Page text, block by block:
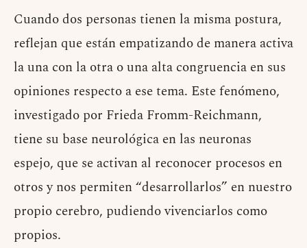
Cuando dos personas tienen la misma postura,
reflejan que están empatizando de manera activa
la una con la otra o una alta congruencia en sus
opiniones respecto a ese tema. Este fenómeno,
investigado por Frieda Fromm-Reichmann,
tiene su base neurológica en las neuronas
espejo, que se activan al reconocer procesos en
otros y nos permiten “desarrollarlos” en nuestro
propio cerebro, pudiendo vivenciarlos como
propios.